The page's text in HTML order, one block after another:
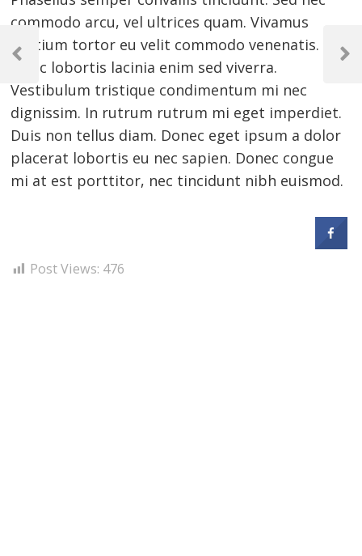
commodo arcu, vel ultrices quam. Vivamus
pretium tortor eu velit commodo venenatis.
Nunc lobortis lacinia enim sed viverra.
Vestibulum tristique condimentum mi nec
dignissim. In rutrum rutrum mi eget imperdiet.
Duis non tellus diam. Donec eget ipsum a dolor
placerat lobortis eu nec sapien. Donec congue
mi at est porttitor, nec tincidunt nibh euismod.
Post Views: 476
Bejegyzés
navigáció
Previous
Next